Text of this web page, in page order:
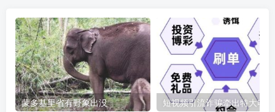
蒙多基里省有野象出没